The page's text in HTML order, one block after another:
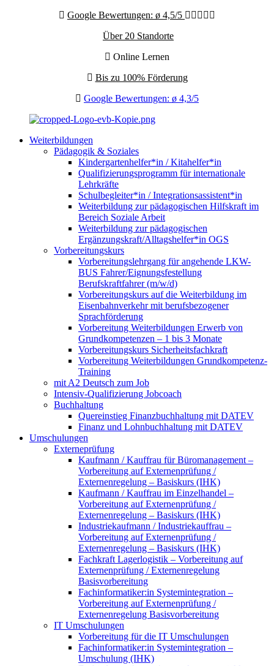
Google Bewertungen: ø 4,5/5
Über 20 Standorte
Online Lernen
Bis zu 100% Förderung
Google Bewertungen: ø 4,3/5
Weiterbildungen
Pädagogik & Soziales
Kindergartenhelfer*in / Kitahelfer*in
Qualifizierungsprogramm für internationale
Lehrkräfte
Schulbegleiter*in / Integrationsassistent*in
Weiterbildung zur pädagogischen Hilfskraft im
Bereich Soziale Arbeit
Weiterbildung zur pädagogischen
Ergänzungskraft/Alltagshelfer*in OGS
Vorbereitungskurs
Vorbereitungslehrgang für angehende LKW-
BUS Fahrer/Eignungsfestellung
Berufskraftfahrer (m/w/d)
Vorbereitungskurs auf die Weiterbildung im
Eisenbahnverkehr mit berufsbezogener
Sprachförderung
Vorbereitung Weiterbildungen Erwerb von
Grundkompetenzen – 1 bis 3 Monate
Vorbereitungskurs Sicherheitsfachkraft
Vorbereitung Weiterbildungen Grundkompetenz-
Training
mit A2 Deutsch zum Job
Intensiv-Qualifizierung Jobcoach
Buchhaltung
Quereinstieg Finanzbuchhaltung mit DATEV
Finanz und Lohnbuchhaltung mit DATEV
Umschulungen
Externeprüfung
Kaufmann / Kauffrau für Büromanagement –
Vorbereitung auf Externenprüfung /
Externenregelung – Basiskurs (IHK)
Kaufmann / Kauffrau im Einzelhandel –
Vorbereitung auf Externenprüfung /
Externenregelung – Basiskurs (IHK)
Industriekaufmann / Industriekauffrau –
Vorbereitung auf Externenprüfung /
Externenregelung – Basiskurs (IHK)
Fachkraft Lagerlogistik – Vorbereitung auf
Externenprüfung / Externenregelung
Basisvorbereitung
Fachinformatiker:in Systemintegration –
Vorbereitung auf Externenprüfung /
Externenregelung Basisvorbereitung
IT Umschulungen
Vorbereitung für die IT Umschulungen
Fachinformatiker:in Systemintegration –
Umschulung (IHK)